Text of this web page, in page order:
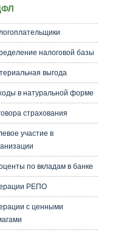
налоговой базы
выгода
в натуральной форме
страхования
участие в
по вкладам в банке
РЕПО
с ценными